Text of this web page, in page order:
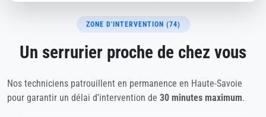
ZONE D'INTERVENTION (74)
Un serrurier proche de chez vous
Nos techniciens patrouillent en permanence en Haute-Savoie
pour garantir un délai d'intervention de 30 minutes maximum.